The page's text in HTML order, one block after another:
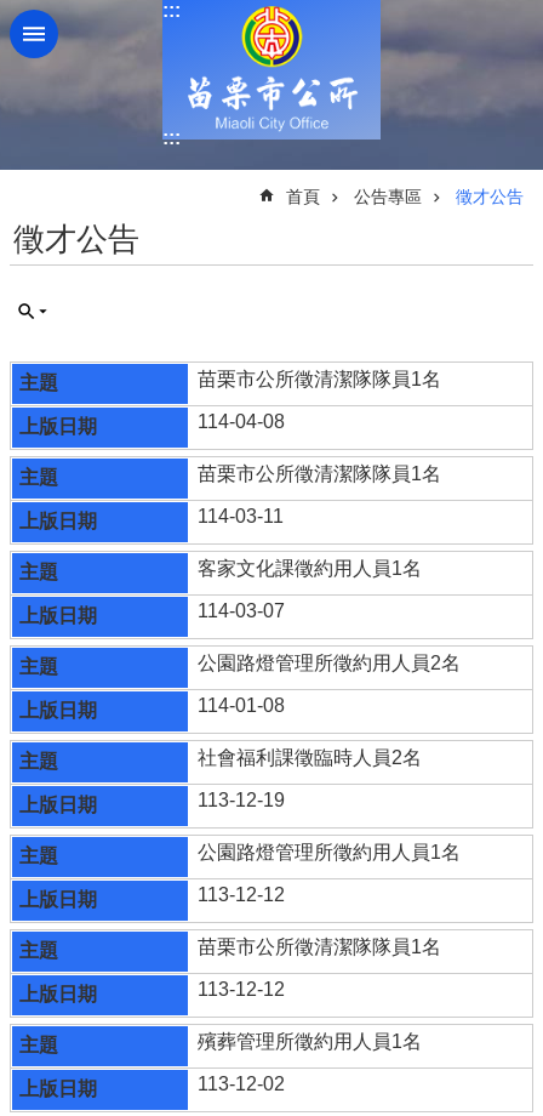
跳到主要內容區塊
:::
:::
首頁 公告專區 徵才公告
徵才公告
苗栗市公所徵清潔隊隊員1名
114-04-08
苗栗市公所徵清潔隊隊員1名
114-03-11
客家文化課徵約用人員1名
114-03-07
公園路燈管理所徵約用人員2名
114-01-08
社會福利課徵臨時人員2名
113-12-19
公園路燈管理所徵約用人員1名
113-12-12
苗栗市公所徵清潔隊隊員1名
113-12-12
殯葬管理所徵約用人員1名
113-12-02